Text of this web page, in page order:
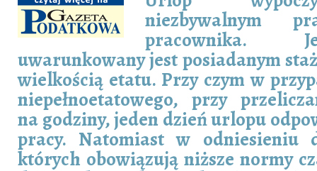
niezbywalnym
pracownika.
uwarunkowany jest posiadanym
wielkością etatu. Przy czym w
niepełnoetatowego, przy
na godziny, jeden dzień urlopu
pracy. Natomiast w odniesieniu
których obowiązują niższe normy